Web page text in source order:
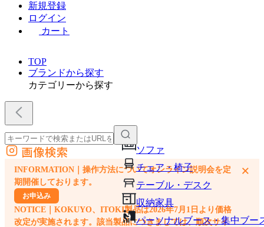
新規登録
ログイン
カート
TOP
ブランドから探す
カテゴリーから探す
ソファ
チェア・椅子
テーブル・デスク
収納家具
パーソナルブース・集中ブー
外部サイトの商品をカートに追加
他のサイトで見つけた商品ページのURLを貼り付けて、カートに追加できます
画像検索
INFORMATION｜操作方法についてオンライン説明会を定
期開催しております。
お申込み
NOTICE｜KOKUYO、ITOKI製品は2026年7月1日より価格
改定が実施されます。該当製品につきましては、順次サイ
×